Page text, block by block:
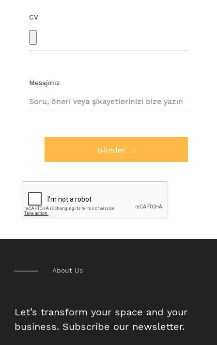
CV
Mesajınız
Gönder
About Us
Let’s transform your space and your
business. Subscribe our newsletter.